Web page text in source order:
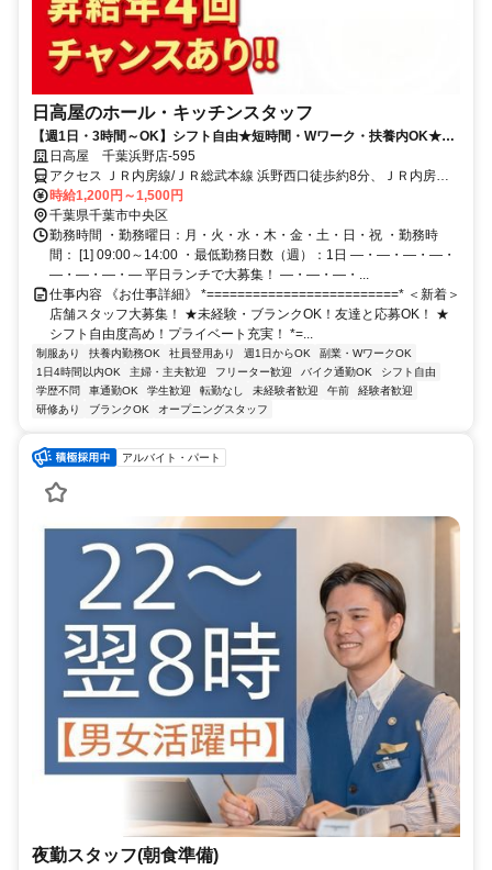
日高屋のホール・キッチンスタッフ
【週1日・3時間～OK】シフト自由★短時間・Wワーク・扶養内OK★食
事補助あり
日高屋 千葉浜野店-595
アクセス ＪＲ内房線/ＪＲ総武本線 浜野西口徒歩約8分、ＪＲ内房線/
ＪＲ総武本線 八幡宿西口徒歩約28分、ＪＲ内房線 蘇我西口徒歩約44
分
時給1,200円～1,500円
千葉県千葉市中央区
勤務時間 ・勤務曜日：月・火・水・木・金・土・日・祝 ・勤務時
間： [1] 09:00～14:00 ・最低勤務日数（週）：1日 ―・―・―・―・
―・―・―・― 平日ランチで大募集！ ―・―・―・...
仕事内容 《お仕事詳細》 *=========================* ＜新着＞
店舗スタッフ大募集！ ★未経験・ブランクOK！友達と応募OK！ ★
シフト自由度高め！プライベート充実！ *=...
制服あり 扶養内勤務OK 社員登用あり 週1日からOK
副業・WワークOK
1日4時間以内OK
主婦・主夫歓迎 フリーター歓迎 バイク通勤OK
シフト自由
学歴不問
車通勤OK 学生歓迎 転勤なし 未経験者歓迎 午前
経験者歓迎
研修あり
ブランクOK オープニングスタッフ
アルバイト・パート
夜勤スタッフ(朝食準備)